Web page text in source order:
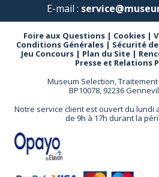
E-mail :
Foire aux Questions | Cookies |
Conditions Générales| Sécurité
Jeu Concours | Plan du Site |
Presse et Relations
Museum Selection,
BP10078, 92236
Notre service client est ouvert du lundi
de 9h à 17h durant la